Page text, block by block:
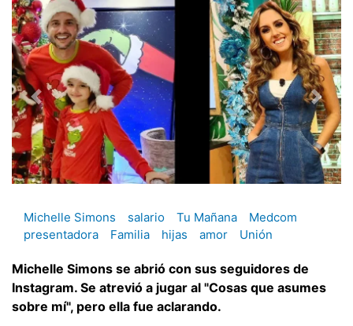
Michelle Simons salario Tu Mañana
Medcom
presentadora
Familia hijas amor Unión
Michelle Simons se abrió con sus seguidores de
Instagram. Se atrevió a jugar al "Cosas que asumes
sobre mí", pero ella fue aclarando.